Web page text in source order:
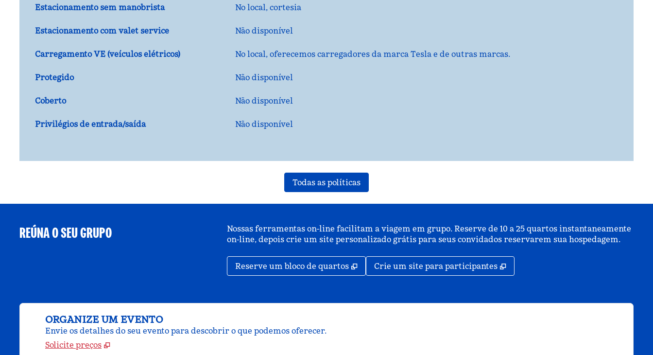
Estacionamento sem manobrista No local, cortesia
Estacionamento com valet service Não disponível
Carregamento VE (veículos elétricos) No local, oferecemos carregadores da marca Tesla e de outras marcas.
Protegido Não disponível
Coberto Não disponível
Privilégios de entrada/saída Não disponível
Todas as políticas
REÚNA O SEU GRUPO
Nossas ferramentas on-line facilitam a viagem em grupo. Reserve de 10 a 25 quartos instantaneamente
on-line, depois crie um site personalizado grátis para seus convidados reservarem sua hospedagem.
Reserve um bloco de quartos , Abre nova guia
Crie um site para participantes ,
ORGANIZE UM EVENTO
Envie os detalhes do seu evento para descobrir o que podemos oferecer.
Solicite preços